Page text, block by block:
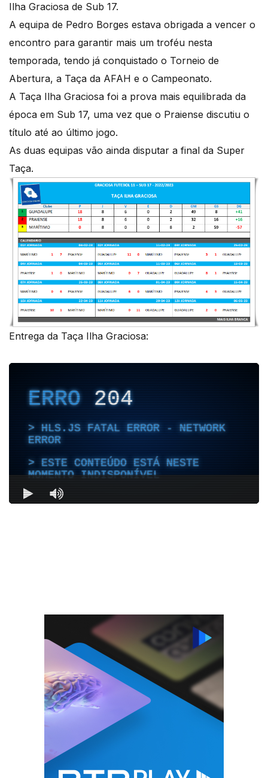
Ilha Graciosa de Sub 17.
A equipa de Pedro Borges estava obrigada a vencer o
encontro para garantir mais um troféu nesta
temporada, tendo já conquistado o Torneio de
Abertura, a Taça da AFAH e o Campeonato.
A Taça Ilha Graciosa foi a prova mais equilibrada da
época em Sub 17, uma vez que o Praiense discutiu o
título até ao último jogo.
As duas equipas vão ainda disputar a final da Super
Taça.
Entrega da Taça Ilha Graciosa: